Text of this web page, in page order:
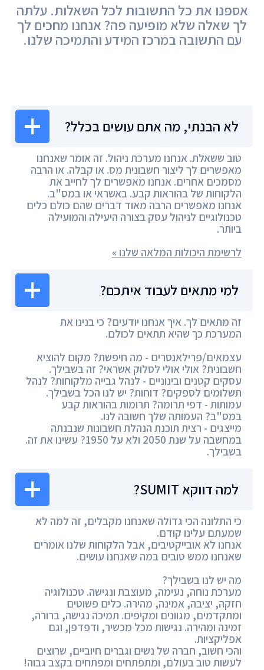
לא הבנתי, מה אתם עושים בכלל?
טוב ששאלת. אנחנו מערכת ניהול. זה אומר שאנחנו
מאפשרים לך ליצור חשבונית מס. או קבלה. או הרבה
מסמכים אחרים. אנחנו מאפשרים לך לחייב את
הלקוחות של בהוראות קבע. באשראי או במס"ב.
אנחנו מאפשרים הרבה מאוד דברים שהם כולם כלים
טכנולוגיים לניהול עסק בצורה היעילה והמועילה
ביותר.
לרשימת היכולות המלאה שלנו »
למי מתאים לעבוד איתכם?
זה מתאים לך. איך אנחנו יודעים? כי בנינו את
המערכת כך שהיא תתאים לכולם.
עצמאים/פרילאנסרים - מה חיפשת? מקום להוציא
חשבונית? אולי אולי לסלוק אשראי? זה בשבילך.
עסקים קטנים ובינוניים - לנהל גבייה מלקוחות? לנהל
תשלומים לספקים? דוחות? יש לנו הכל בשבילך.
עמותות - דפי תרומה? תרומות בהוראות קבע
במס"ב? העמותה שלך חשובה לנו.
מייצגים - רצית תוכנת הנהלת חשבונות שנבנתה
במחשבה על שנת 2050 ולא על 1950? עשינו את זה.
בשבילך.
למה דווקא SUMIT?
כי התלונה הכי גדולה שאנחנו מקבלים, זה למה לא
שמעתם עלינו קודם.
אנחנו לא אובייקטיבים, אבל הלקוחות שלנו אומרים
שאנחנו ממש טובים במה שאנחנו עושים.
מה יש לנו בשבילך?
מערכת נוחה, נעימה, מעוצבת ונגישה. טכנולוגיה
חזקה, יציבה, אמינה, מהירה. כלים פשוטים
ומתקדמים, מגוונים ומקיפים. תמיכה נגישה, ברורה,
זמינה ומהירה. נגישות מכל מכשיר, ודפדפן, וגם
אפליקציות.
והכי חשוב, חברה של נשים וגברים חיוביים, שרוצים
לעשות טוב בעולם, ומתפתחים ומפתחים בקצב גבוה!
אספנו את כל התשובות לכל השאלות. עלתה
לך שאלה שלא מופיעה פה? אנחנו מחכים לך
עם התשובה במרכז המידע והתמיכה שלנו.